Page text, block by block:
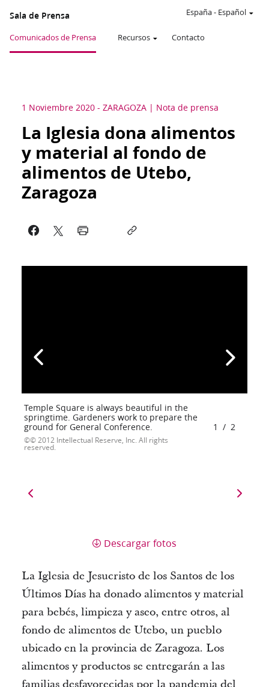
Sala de Prensa
Comunicados de Prensa Recursos Contacto
España- Español
1 Noviembre 2020 - ZARAGOZA Nota de prensa
La Iglesia dona alimentos
y material al fondo de
alimentos de Utebo,
Zaragoza
Temple Square is always beautiful in the
springtime. Gardeners work to prepare the
ground for General Conference.
© 2012 Intellectual Reserve, Inc. All rights
reserved.
1 / 2
Descargar fotos
La Iglesia de Jesucristo de los Santos de los
Últimos Días ha donado alimentos y material
para bebés, limpieza y aseo, entre otros, al
fondo de alimentos de Utebo, un pueblo
ubicado en la provincia de Zaragoza. Los
alimentos y productos se entregarán a las